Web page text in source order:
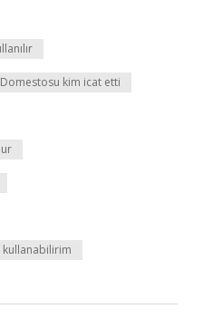
Domestosu kim icat etti
kullanabilirim